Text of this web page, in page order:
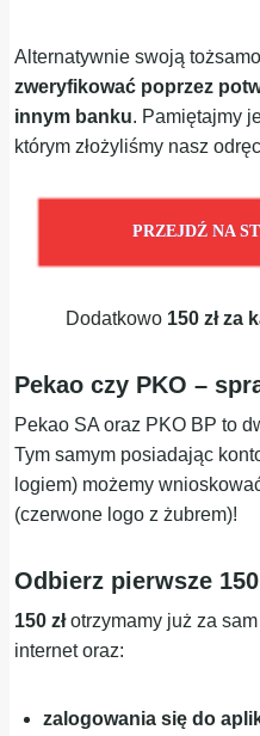
Alternatywnie swoją
zweryfikować poprzez
innym banku. Pamiętajmy
którym złożyliśmy nasz
PRZEJDŹ NA
Dodatkowo 150 zł za
Pekao czy PKO –
Pekao SA oraz PKO BP to
Tym samym posiadając
logiem) możemy
(czerwone logo z żubrem)!
Odbierz pierwsze 150
150 złotrzymamy już za
internet oraz:
zalogowania się do